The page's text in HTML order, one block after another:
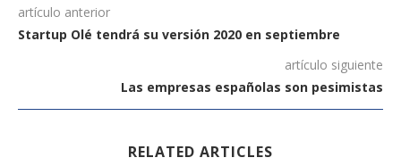
artículo anterior
Startup Olé tendrá su versión 2020 en septiembre
artículo siguiente
Las empresas españolas son pesimistas
RELATED ARTICLES